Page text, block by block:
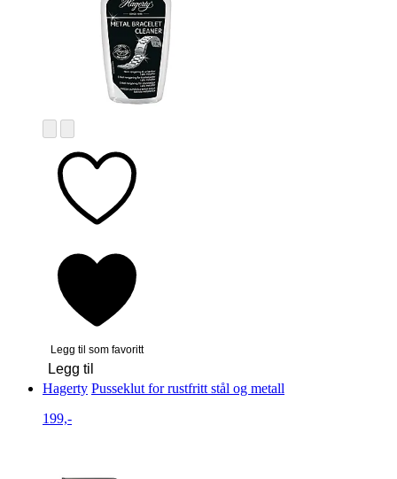
Legg til som favoritt
Legg til
Hagerty Pusseklut for rustfritt stål og metall
199,-